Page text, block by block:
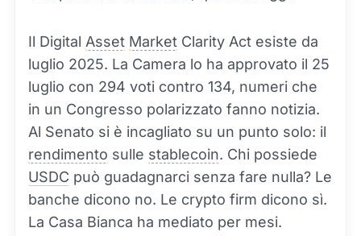
Il Digital Asset Market Clarity Act esiste da
luglio 2025. La Camera lo ha approvato il 25
luglio con 294 voti contro 134, numeri che
in un Congresso polarizzato fanno notizia.
Al Senato si è incagliato su un punto solo: il
rendimento sulle stablecoin. Chi possiede
USDC può guadagnarci senza fare nulla? Le
banche dicono no. Le crypto firm dicono sì.
La Casa Bianca ha mediato per mesi.